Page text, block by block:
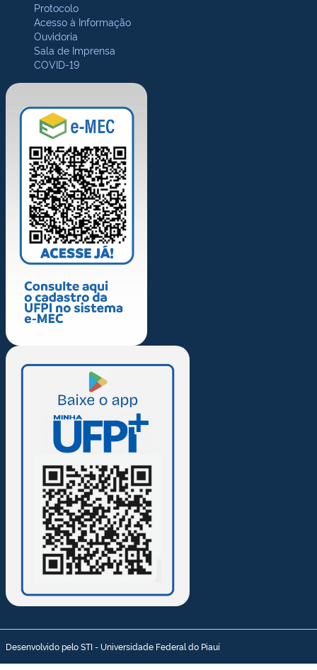
Protocolo
Acesso à Informação
Ouvidoria
Sala de Imprensa
COVID-19
Desenvolvido pelo STI - Universidade Federal do Piauí